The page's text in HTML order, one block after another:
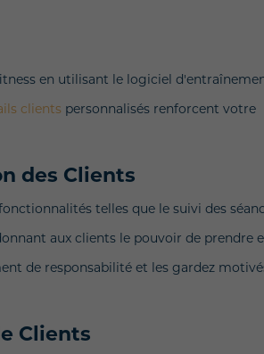
en utilisant le logiciel
clients personnalisés renforcent votre
des Clients
telles que le suivi des
aux clients le pouvoir de prendre
de responsabilité et les gardez
Clients